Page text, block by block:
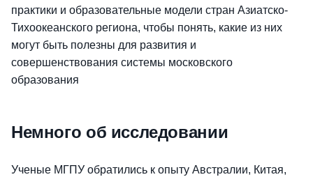
практики и образовательные модели стран Азиатско-
Тихоокеанского региона, чтобы понять, какие из них
могут быть полезны для развития и
совершенствования системы московского
образования
Немного об исследовании
Ученые МГПУ обратились к опыту Австралии, Китая,